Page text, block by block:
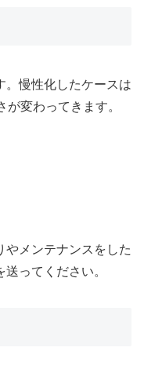
。慢性化したケースは
変わってきます。
やメンテナンスをした
ってください。